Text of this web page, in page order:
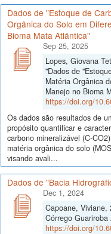
Dados de "Estoque de
Orgânica do Solo em
Bioma Mata Atlântica"
Sep 25, 2025
Lopes, Giovana
"Dados de
Matéria Orgânica
Manejo no Bioma
https://doi.org/
Os dados são resultados de
propósito quantificar e
carbono mineralizável (C-
matéria orgânica do solo
visando avali...
Dados de "Bacia
Dec 1, 2024
Capoane, Viviane,
Córrego Guariroba
https://doi.org/